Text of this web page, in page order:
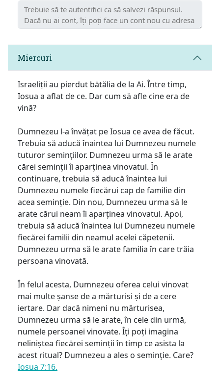
Miercuri
Israeliții au pierdut bătălia de la Ai. Între timp,
Iosua a aflat de ce. Dar cum să afle cine era de
vină?
Dumnezeu l-a învățat pe Iosua ce avea de făcut.
Trebuia să aducă înaintea lui Dumnezeu numele
tuturor semințiilor. Dumnezeu urma să le arate
cărei seminții îi aparținea vinovatul. În
continuare, trebuia să aducă înaintea lui
Dumnezeu numele fiecărui cap de familie din
acea seminție. Din nou, Dumnezeu urma să le
arate cărui neam îi aparținea vinovatul. Apoi,
trebuia să aducă înaintea lui Dumnezeu numele
fiecărei familii din neamul acelei căpetenii.
Dumnezeu urma să le arate familia în care trăia
persoana vinovată.
În felul acesta, Dumnezeu oferea celui vinovat
mai multe șanse de a mărturisi și de a cere
iertare. Dar dacă nimeni nu mărturisea,
Dumnezeu urma să le arate, în cele din urmă,
numele persoanei vinovate. Îți poți imagina
neliniștea fiecărei seminții în timp ce asista la
acest ritual? Dumnezeu a ales o seminție. Care?
Iosua 7:16.